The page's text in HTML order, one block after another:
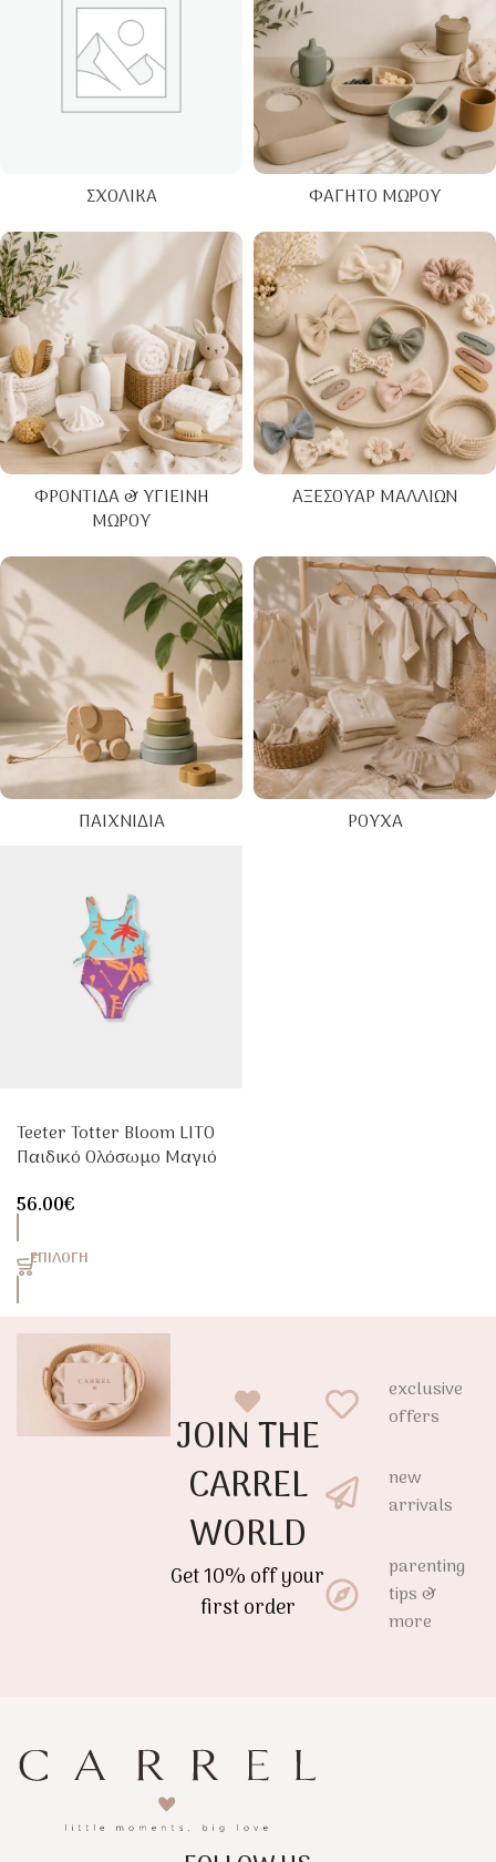
ΣΧΟΛΙΚΆ ΦΑΓΗΤΌ ΜΩΡΟΎ
ΦΡΟΝΤΊΔΑ & ΥΓΙΕΙΝΉ
ΜΩΡΟΎ
ΑΞΕΣΟΥΆΡ ΜΑΛΛΙΏΝ
ΠΑΙΧΝΊΔΙΑ ΡΟΎΧΑ
Teeter Totter Bloom LITO
Παιδικό Ολόσωμο Μαγιό
56.00€
ΕΠΙΛΟΓΉ
JOIN THE
CARREL
WORLD
Get 10% off your
first order
exclusive
offers
new
arrivals
parenting
tips &
more